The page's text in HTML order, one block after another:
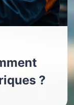
?